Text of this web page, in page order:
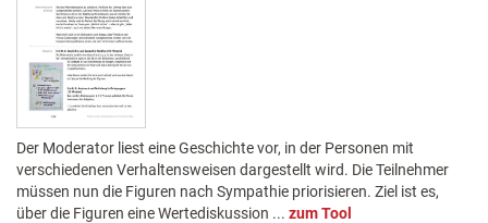
Der Moderator liest eine Geschichte vor, in der Personen mit
verschiedenen Verhaltensweisen dargestellt wird. Die Teilnehmer
müssen nun die Figuren nach Sympathie priorisieren. Ziel ist es,
über die Figuren eine Wertediskussion ... zum Tool